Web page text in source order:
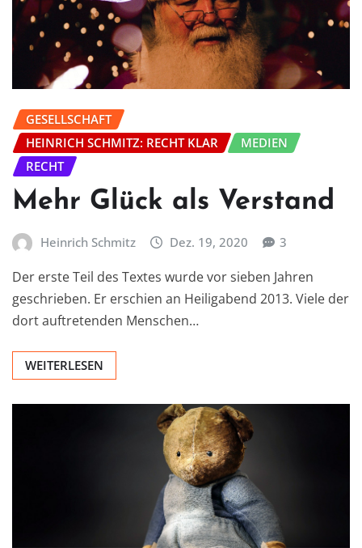
GESELLSCHAFT
HEINRICH SCHMITZ: RECHT KLAR
MEDIEN
RECHT
Mehr Glück als Verstand
Heinrich Schmitz Dez. 19, 2020 3
Der erste Teil des Textes wurde vor sieben Jahren
geschrieben. Er erschien an Heiligabend 2013. Viele der
dort auftretenden Menschen…
WEITERLESEN